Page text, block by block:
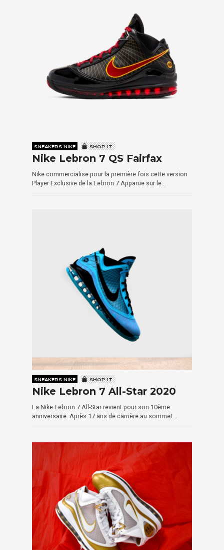
SNEAKERS NIKE SHOP IT
Nike Lebron 7 QS Fairfax
Nike commercialise pour la première fois cette version
Player Exclusive de la Lebron 7 Apparue sur le…
SNEAKERS NIKE SHOP IT
Nike Lebron 7 All-Star 2020
La Nike Lebron 7 All-Star revient pour son 10ème
anniversaire. Après 17 ans de carrière au sommet…